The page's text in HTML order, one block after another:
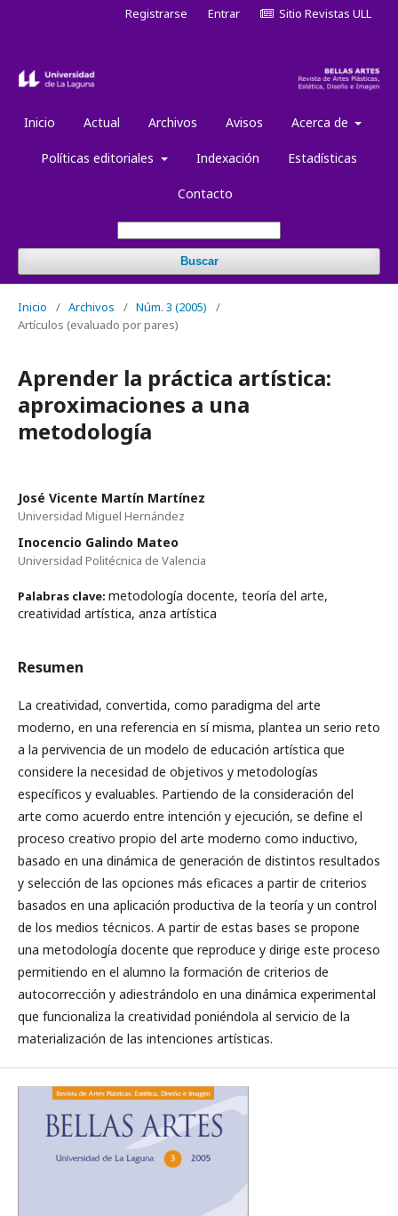
Inicio Actual Archivos Avisos Acerca de
Políticas editoriales Indexación Estadísticas
Contacto
Buscar
Registrarse Entrar Sitio Revistas ULL
Inicio / Archivos / Núm. 3 (2005)
/
Artículos (evaluado por pares)
Aprender la práctica artística:
aproximaciones a una
metodología
José Vicente Martín Martínez
Universidad Miguel Hernández
Inocencio Galindo Mateo
Universidad Politécnica de Valencia
Palabras clave: metodología docente, teoría del arte,
creatividad artística, anza artística
Resumen
La creatividad, convertida, como paradigma del arte
moderno, en una referencia en sí misma, plantea un serio reto
a la pervivencia de un modelo de educación artística que
considere la necesidad de objetivos y metodologías
específicos y evaluables. Partiendo de la consideración del
arte como acuerdo entre intención y ejecución, se define el
proceso creativo propio del arte moderno como inductivo,
basado en una dinámica de generación de distintos resultados
y selección de las opciones más eficaces a partir de criterios
basados en una aplicación productiva de la teoría y un control
de los medios técnicos. A partir de estas bases se propone
una metodología docente que reproduce y dirige este proceso
permitiendo en el alumno la formación de criterios de
autocorrección y adiestrándolo en una dinámica experimental
que funcionaliza la creatividad poniéndola al servicio de la
materialización de las intenciones artísticas.